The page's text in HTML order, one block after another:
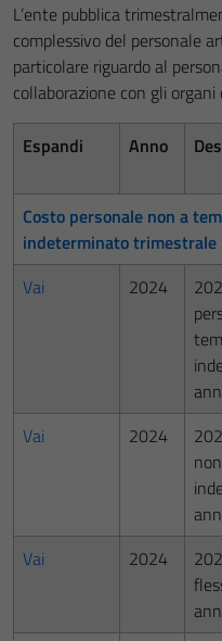
L’ente pubblica
complessivo del personale
particolare riguardo al
collaborazione con gli organi
Espandi Anno
Costo personale non a
indeterminato trimestrale
Vai
2024
Vai
2024
Vai
2024